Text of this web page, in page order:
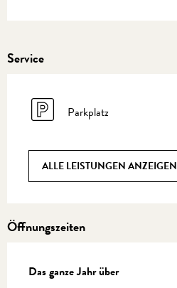
Service
Parkplatz
ALLE LEISTUNGEN ANZEIGEN
Öffnungszeiten
Das ganze Jahr über
Das ganze Jahr über